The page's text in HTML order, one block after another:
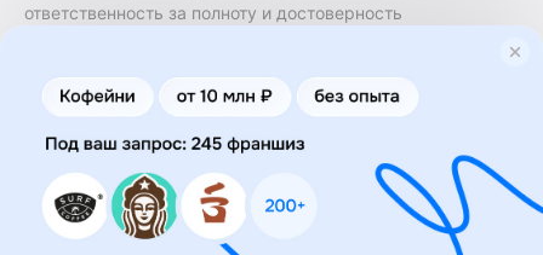
ответственность за полноту и достоверность
финансовые услуги. Заключение договоров
коммерческой концессии (франчайзинга) осуществляется
правообладателями/их представителями. Бизнесменс.ру
не является посредником или представителем
правообладателя и не несет ответственность за условия
предоставления франшизы и действия лиц,
осуществленные на основании информации, имеющейся